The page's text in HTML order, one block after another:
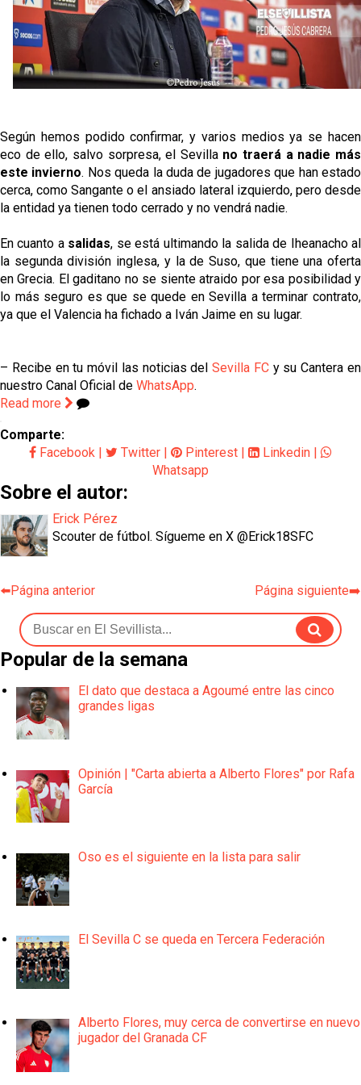
oferta de 420 millones por el club
El Sevilla mueve ficha por Robbie Ure: la opción 'A'
para el ataque nervionense
La revolución de José Ignacio Navarro en el Sevilla
FC
Análisis | El Sevilla FC cierra una pretemporada de
Según hemos podido confirmar, y varios medios ya se hacen
eco de ello, salvo sorpresa, el Sevilla no traerá a nadie más
este invierno. Nos queda la duda de jugadores que han estado
cerca, como Sangante o el ansiado lateral izquierdo, pero desde
la entidad ya tienen todo cerrado y no vendrá nadie.
En cuanto asalidas, se está ultimando la salida de Iheanacho al
la segunda división inglesa, y la de Suso, que tiene una oferta
en Grecia. El gaditano no se siente atraido por esa posibilidad y
lo más seguro es que se quede en Sevilla a terminar contrato,
ya que el Valencia ha fichado a Iván Jaime en su lugar.
– Recibe en tu móvil las noticias delSevilla FCy su Cantera en
nuestro Canal Oficial de WhatsApp.
Read more
Comparte:
Facebook
Twitter Pinterest Linkedin
Whatsapp
Sobre el autor:
Erick Pérez
Scouter de fútbol. Sígueme en X @Erick18SFC
⬅️Página anterior Página siguiente➡️
Popular de la semana
El dato que destaca a Agoumé entre las cinco
grandes ligas
Opinión | "Carta abierta a Alberto Flores" por Rafa
García
Oso es el siguiente en la lista para salir
El Sevilla C se queda en Tercera Federación
Alberto Flores, muy cerca de convertirse en nuevo
jugador del Granada CF